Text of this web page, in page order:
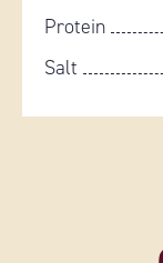
Protein
Salt